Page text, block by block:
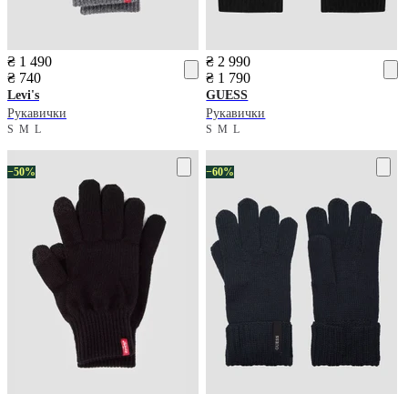
₴ 1 490
₴ 740
Levi's
Рукавички
S M L
₴ 2 990
₴ 1 790
GUESS
Рукавички
SML
−50% −60%